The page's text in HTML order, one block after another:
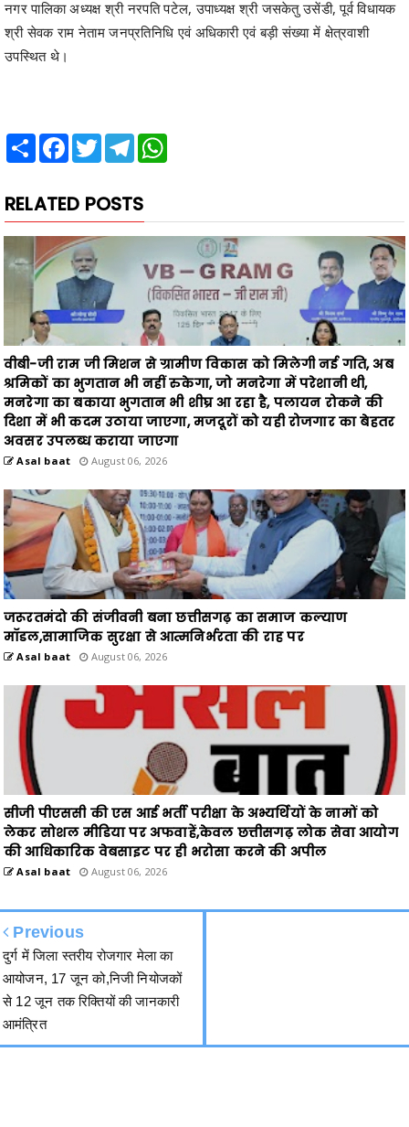
नगर पालिका अध्यक्ष श्री नरपति पटेल, उपाध्यक्ष श्री जसकेतु उसेंडी, पूर्व विधायक
श्री सेवक राम नेताम जनप्रतिनिधि एवं अधिकारी एवं बड़ी संख्या में क्षेत्रवाशी
उपस्थित थे।
Share Facebook
Twitter Telegram
RELATED POSTS
वीबी-जी राम जी मिशन से ग्रामीण विकास को मिलेगी नई गति, अब
श्रमिकों का भुगतान भी नहीं रुकेगा, जो मनरेगा में परेशानी थी,
मनरेगा का बकाया भुगतान भी शीघ्र आ रहा है, पलायन रोकने की
दिशा में भी कदम उठाया जाएगा, मजदूरों को यही रोजगार का बेहतर
अवसर उपलब्ध कराया जाएगा
Asal baat August 06, 2026
जरूरतमंदो की संजीवनी बना छत्तीसगढ़ का समाज कल्याण
मॉडल,सामाजिक सुरक्षा से आत्मनिर्भरता की राह पर
Asal baat August 06, 2026
सीजी पीएससी की एस आई भर्ती परीक्षा के अभ्यर्थियों के नामों को
लेकर सोशल मीडिया पर अफवाहें,केवल छत्तीसगढ़ लोक सेवा आयोग
की आधिकारिक वेबसाइट पर ही भरोसा करने की अपील
Asal baat August 06, 2026
Previous
दुर्ग में जिला स्तरीय रोजगार मेला का
आयोजन, 17 जून को,निजी नियोजकों
से 12 जून तक रिक्तियों की जानकारी
आमंत्रित